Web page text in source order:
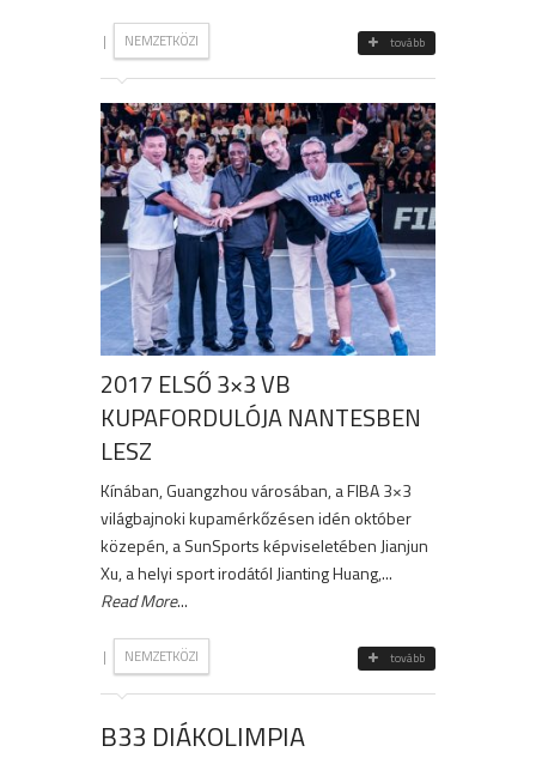
| NEMZETKÖZI tovább
2017 ELSŐ 3×3 VB
KUPAFORDULÓJA NANTESBEN
LESZ
Kínában, Guangzhou városában, a FIBA 3×3
világbajnoki kupamérkőzésen idén október
közepén, a SunSports képviseletében Jianjun
Xu, a helyi sport irodától Jianting Huang,...
Read More...
| NEMZETKÖZI tovább
B33 DIÁKOLIMPIA